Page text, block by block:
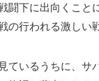
闘下に出向くこと
の行われる激しい
ているうちに、サ